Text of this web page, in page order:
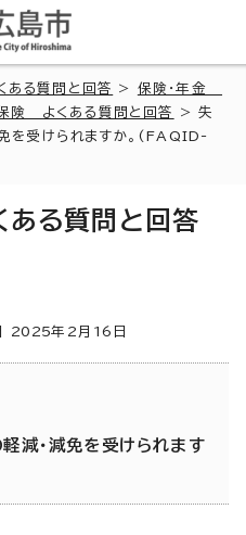
ある質問と回答 > 保険・年金
険 よくある質問と回答
> 失
を受けられますか。(FAQID-
る質問と回答
2025年2月 16 日
減・減免を受けられます